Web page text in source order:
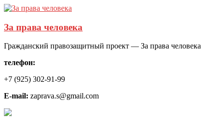
За права человека
Гражданский правозащитный проект — За права человека
телефон:
+7 (925) 302-91-99
E-mail: zaprava.s@gmail.com